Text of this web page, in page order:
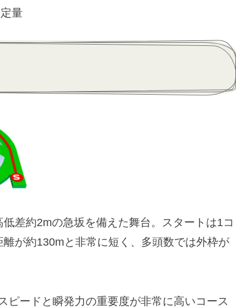
量
差約2mの急坂を備えた舞台。スタートは1コ
が約130mと非常に短く、多頭数では外枠が
ピードと瞬発力の重要度が非常に高いコース